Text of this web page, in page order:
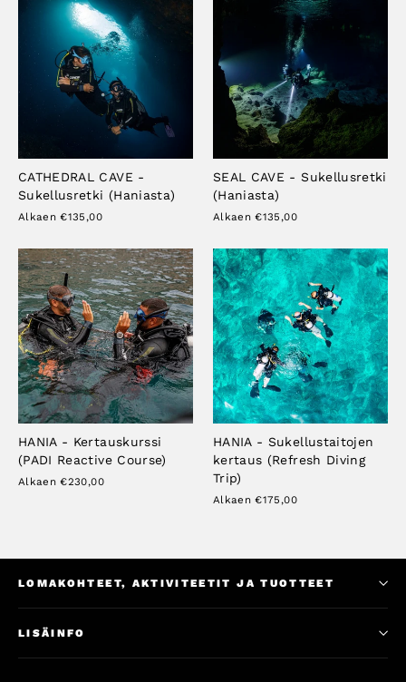
CATHEDRAL CAVE -
Sukellusretki (Haniasta)
Alkaen €135,00
SEAL CAVE - Sukellusretki
(Haniasta)
Alkaen €135,00
HANIA - Kertauskurssi
(PADI Reactive Course)
Alkaen €230,00
HANIA - Sukellustaitojen
kertaus (Refresh Diving
Trip)
Alkaen €175,00
LOMAKOHTEET, AKTIVITEETIT JA TUOTTEET
LISÄINFO